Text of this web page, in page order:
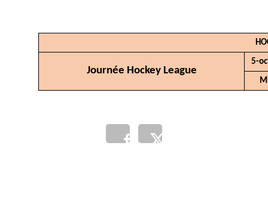
Journée Hockey League
5-